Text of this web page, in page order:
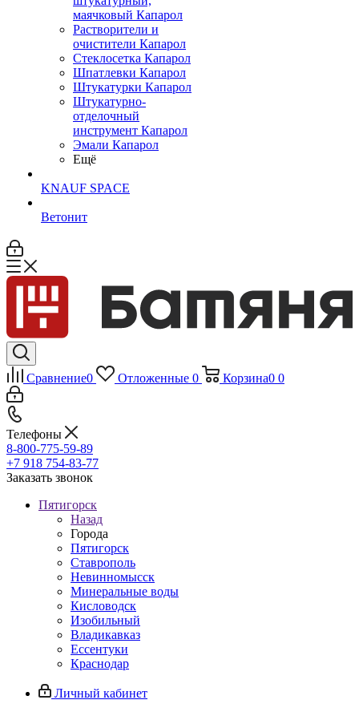
маячковый Капарол
Растворители и
очистители Капарол
Cтеклосетка Капарол
Шпатлевки Капарол
Штукатурки Капарол
Штукатурно-
отделочный
инструмент Капарол
Эмали Капарол
Ещё
KNAUF SPACE
Ветонит
Сравнение0 Отложенные 0 Корзина0 0
Телефоны
8-800-775-59-89
+7 918 754-83-77
Заказать звонок
Пятигорск
Назад
Города
Пятигорск
Ставрополь
Невинномысск
Минеральные воды
Кисловодск
Изобильный
Владикавказ
Ессентуки
Краснодар
Личный кабинет